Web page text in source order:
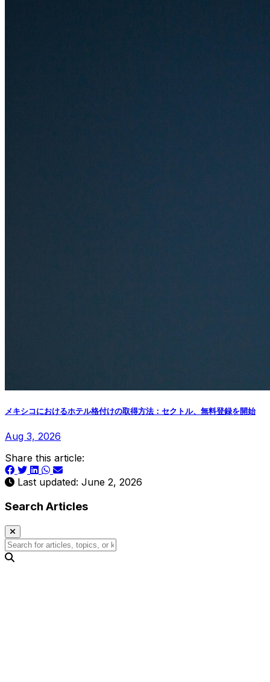
メキシコにおけるホテル格付けの取得方法：セクトル、無料登録を開始
Aug 3, 2026
Share this article:
Last updated: June 2, 2026
Search Articles